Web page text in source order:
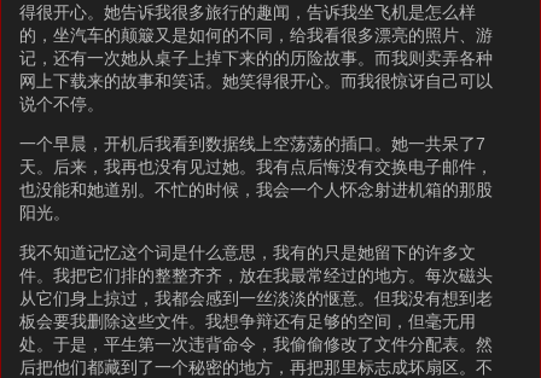
得很开心。她告诉我很多旅行的趣闻，告诉我坐飞机是怎么样
的，坐汽车的颠簸又是如何的不同，给我看很多漂亮的照片、游
记，还有一次她从桌子上掉下来的的历险故事。而我则卖弄各种
网上下载来的故事和笑话。她笑得很开心。而我很惊讶自己可以
说个不停。
一个早晨，开机后我看到数据线上空荡荡的插口。她一共呆了7
天。后来，我再也没有见过她。我有点后悔没有交换电子邮件，
也没能和她道别。不忙的时候，我会一个人怀念射进机箱的那股
阳光。
我不知道记忆这个词是什么意思，我有的只是她留下的许多文
件。我把它们排的整整齐齐，放在我最常经过的地方。每次磁头
从它们身上掠过，我都会感到一丝淡淡的惬意。但我没有想到老
板会要我删除这些文件。我想争辩还有足够的空间，但毫无用
处。于是，平生第一次违背命令，我偷偷修改了文件分配表。然
后把他们都藏到了一个秘密的地方，再把那里标志成坏扇区。不